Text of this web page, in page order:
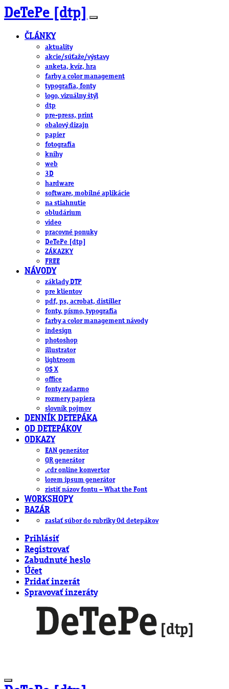
DeTePe [dtp]
ČLÁNKY
aktuality
akcie/súťaže/výstavy
anketa, kvíz, hra
farby a color management
typografia, fonty
logo, vizuálny štýl
dtp
pre-press, print
obalový dizajn
papier
fotografia
knihy
web
3D
hardware
software, mobilné aplikácie
na stiahnutie
obludárium
video
pracovné ponuky
DeTePe [dtp]
ZÁKAZKY
FREE
NÁVODY
základy DTP
pre klientov
pdf, ps, acrobat, distiller
fonty, písmo, typografia
farby a color management návody
indesign
photoshop
illustrator
lightroom
OS X
office
fonty zadarmo
rozmery papiera
slovník pojmov
DENNÍK DETEPÁKA
OD DETEPÁKOV
ODKAZY
EAN generátor
QR generátor
.cdr online konvertor
lorem ipsum generátor
zistiť názov fontu – What the Font
WORKSHOPY
BAZÁR
zaslať súbor do rubriky Od detepákov
Prihlásiť
Registrovať
Zabudnuté heslo
Účet
Pridať inzerát
Spravovať inzeráty